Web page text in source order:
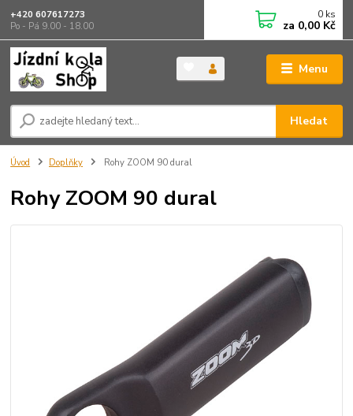
Menu
Hledat
+420 607617273
Po - Pá 9.00 - 18.00
0 ks
za 0,00 Kč
Úvod Doplňky Rohy ZOOM 90 dural
Rohy ZOOM 90 dural